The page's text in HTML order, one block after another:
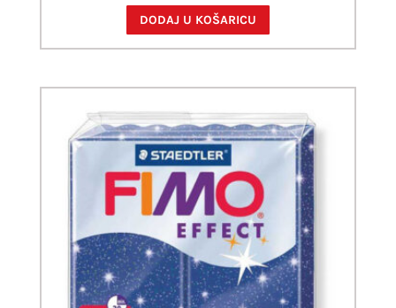
DODAJ U KOŠARICU